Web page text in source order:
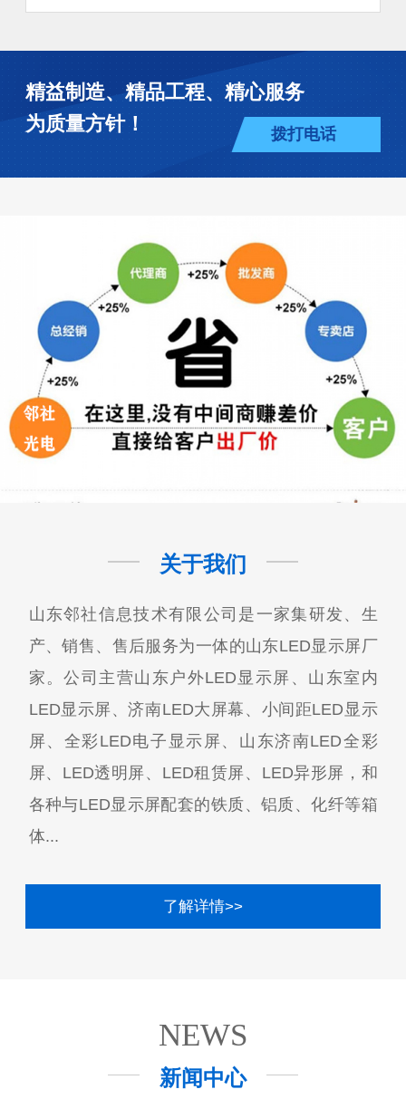
精益制造、精品工程、精心服务
为质量方针！
拨打电话
关于我们
山东邻社信息技术有限公司是一家集研发、生
产、销售、售后服务为一体的山东LED显示屏厂
家。公司主营山东户外LED显示屏、山东室内
LED显示屏、济南LED大屏幕、小间距LED显示
屏、全彩LED电子显示屏、山东济南LED全彩
屏、LED透明屏、LED租赁屏、LED异形屏，和
各种与LED显示屏配套的铁质、铝质、化纤等箱
体...
了解详情>>
NEWS
新闻中心